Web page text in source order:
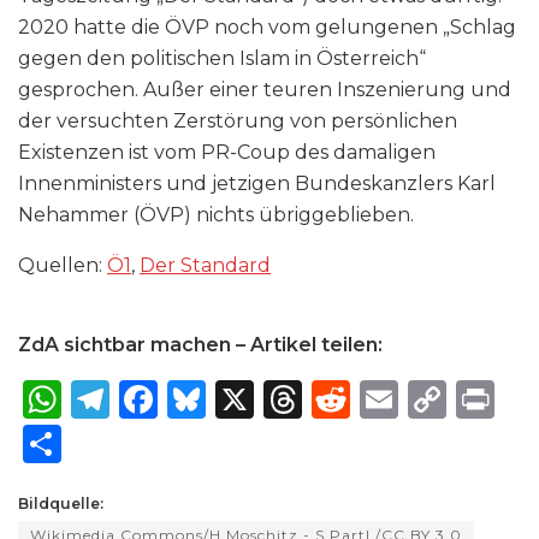
2020 hatte die ÖVP noch vom gelungenen „Schlag
gegen den politischen Islam in Österreich“
gesprochen. Außer einer teuren Inszenierung und
der versuchten Zerstörung von persönlichen
Existenzen ist vom PR-Coup des damaligen
Innenministers und jetzigen Bundeskanzlers Karl
Nehammer (ÖVP) nichts übriggeblieben.
Quellen: Ö1, Der Standard
ZdA sichtbar machen – Artikel teilen:
W
ts
T
F
B X
T
R
E
C
ar
Bildquelle:
Wikimedia Commons/H.Moschitz - S.Partl /CC BY 3.0